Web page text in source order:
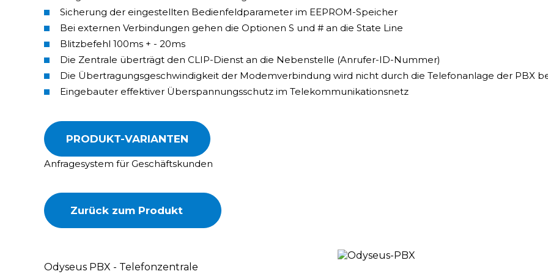
Sicherung der eingestellten Bedienfeldparameter im EEPROM-Speicher
Bei externen Verbindungen gehen die Optionen S und # an die State Line
Blitzbefehl 100ms + - 20ms
Die Zentrale überträgt den CLIP-Dienst an die Nebenstelle (Anrufer-ID-Nummer)
Die Übertragungsgeschwindigkeit der Modemverbindung wird nicht durch die Telefonanlage der PBX
Eingebauter effektiver Überspannungsschutz im Telekommunikationsnetz
PRODUKT-VARIANTEN
Anfragesystem für Geschäftskunden
Zurück zum Produkt
Odyseus PBX - Telefonzentrale